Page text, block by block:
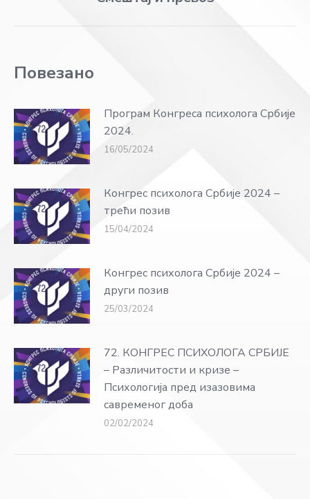
Повезано
Програм Конгреса психолога Србије
2024.
16/05/2024
Конгрес психолога Србије 2024 –
трећи позив
15/04/2024
Конгрес психолога Србије 2024 –
други позив
25/03/2024
72. КОНГРЕС ПСИХОЛОГА СРБИЈЕ
– Различитости и кризе –
Психологија пред изазовима
савременог доба
02/02/2024